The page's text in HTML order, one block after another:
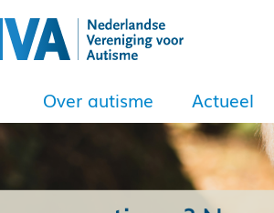
Over autisme Actueel